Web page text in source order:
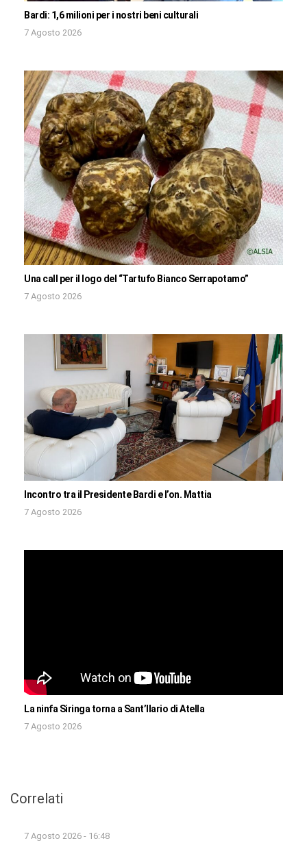
Bardi: 1,6 milioni per i nostri beni culturali
7 Agosto 2026
Una call per il logo del “Tartufo Bianco Serrapotamo”
7 Agosto 2026
Incontro tra il Presidente Bardi e l’on. Mattia
7 Agosto 2026
La ninfa Siringa torna a Sant’Ilario di Atella
7 Agosto 2026
Correlati
7 Agosto 2026 - 16:48